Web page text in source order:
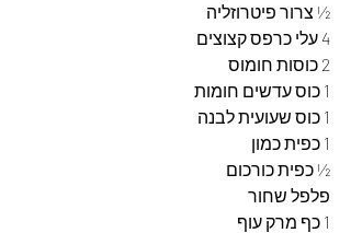
½ צרור פיטרוזליה
4 עלי כרפס קצוצים
2 כוסות חומוס
1 כוס עדשים חומות
1 כוס שעועית לבנה
1 כפית כמון
½ כפית כורכום
פלפל שחור
1 כף מרק עוף